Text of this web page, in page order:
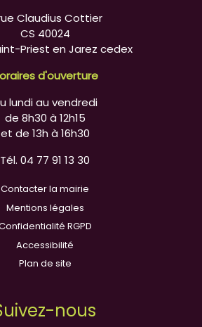
Claudius Cottier
CS 40024
Priest en Jarez cedex
d'ouverture
lundi au vendredi
de 8h30 à 12h15
et de 13h à 16h30
Tél. 04 77 91 13 30
Contacter la mairie
Mentions légales
RGPD
Accessibilité
Plan de site
nous